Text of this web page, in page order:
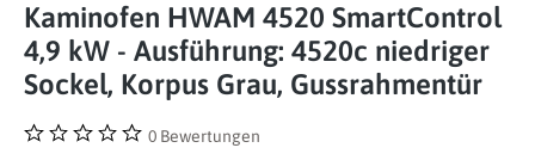
Kaminofen HWAM 4520 SmartControl
4,9 kW - Ausführung: 4520c niedriger
Sockel, Korpus Grau, Gussrahmentür
0 Bewertungen